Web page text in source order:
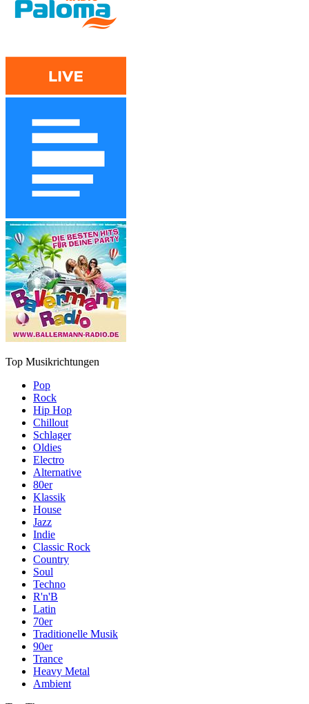
Top Musikrichtungen
Pop
Rock
Hip Hop
Chillout
Schlager
Oldies
Electro
Alternative
80er
Klassik
House
Jazz
Indie
Classic Rock
Country
Soul
Techno
R'n'B
Latin
70er
Traditionelle Musik
90er
Trance
Heavy Metal
Ambient